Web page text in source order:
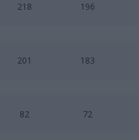
218 196
201 183
82 72